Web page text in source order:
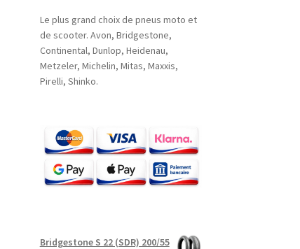
Le plus grand choix de pneus moto et
de scooter. Avon, Bridgestone,
Continental, Dunlop, Heidenau,
Metzeler, Michelin, Mitas, Maxxis,
Pirelli, Shinko.
Bridgestone S 22 (SDR) 200/55